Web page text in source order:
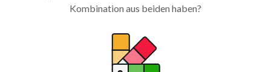
Kombination aus beiden haben?